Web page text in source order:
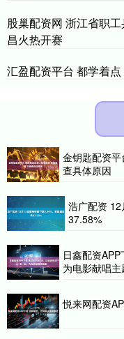
股巢配资网 浙江省职
昌火热开赛
汇盈配资平台 都学着
金钥匙配资
查具体原因
浩广配资
37.58%
日鑫配资
为电影献唱主
悦来网配资